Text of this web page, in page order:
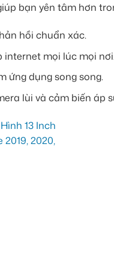
bạn yên tâm hơn
hồi chuẩn xác.
internet mọi lúc mọi
ứng dụng song song.
lùi và cảm biến áp